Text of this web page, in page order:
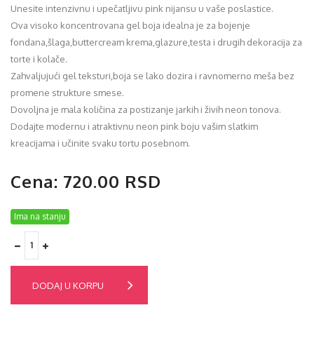
Unesite intenzivnu i upečatljivu pink nijansu u vaše poslastice.
Ova visoko koncentrovana gel boja idealna je za bojenje
fondana,šlaga,buttercream krema,glazure,testa i drugih dekoracija za
torte i kolače.
Zahvaljujući gel teksturi,boja se lako dozira i ravnomerno meša bez
promene strukture smese.
Dovoljna je mala količina za postizanje jarkih i živih neon tonova.
Dodajte modernu i atraktivnu neon pink boju vašim slatkim
kreacijama i učinite svaku tortu posebnom.
Cena: 720.00 RSD
Ima na stanju
DODAJ U KORPU